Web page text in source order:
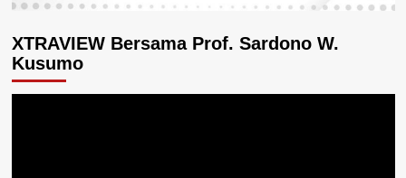
XTRAVIEW Bersama Prof. Sardono W.
Kusumo